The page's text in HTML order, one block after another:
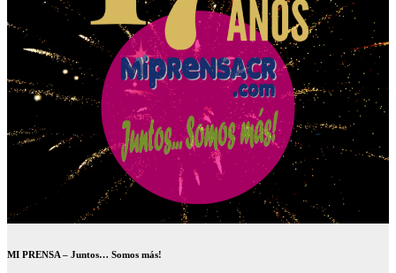
MI PRENSA – Juntos… Somos más!